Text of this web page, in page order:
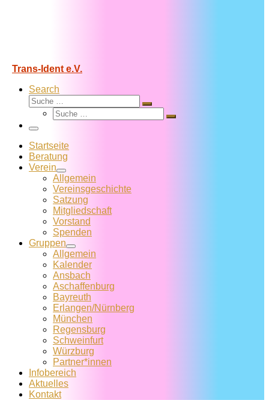
Trans-Ident e.V.
Search
Suche
Suche
Suche
Suche
Menü
Startseite
Beratung
Verein
Allgemein
Vereins­geschichte
Satzung
Mitglied­schaft
Vorstand
Spenden
Gruppen
Allgemein
Kalender
Ansbach
Aschaffenburg
Bayreuth
Erlangen/Nürnberg
München
Regensburg
Schweinfurt
Würzburg
Partner*innen
Infobereich
Aktuelles
Kontakt